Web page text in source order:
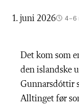
1. juni 2026 4–6
Det kom som
den islandske
Gunnarsdóttir
Alltinget før